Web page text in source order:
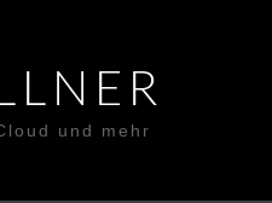
und mehr